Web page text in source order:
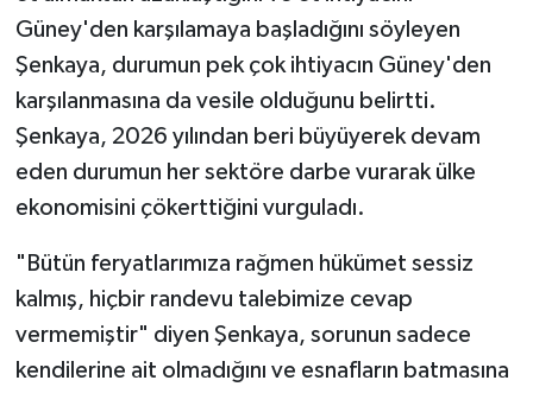
Güney'den karşılamaya başladığını söyleyen
Şenkaya, durumun pek çok ihtiyacın Güney'den
karşılanmasına da vesile olduğunu belirtti.
Şenkaya, 2026 yılından beri büyüyerek devam
eden durumun her sektöre darbe vurarak ülke
ekonomisini çökerttiğini vurguladı.
"Bütün feryatlarımıza rağmen hükümet sessiz
kalmış, hiçbir randevu talebimize cevap
vermemiştir" diyen Şenkaya, sorunun sadece
kendilerine ait olmadığını ve esnafların batmasına